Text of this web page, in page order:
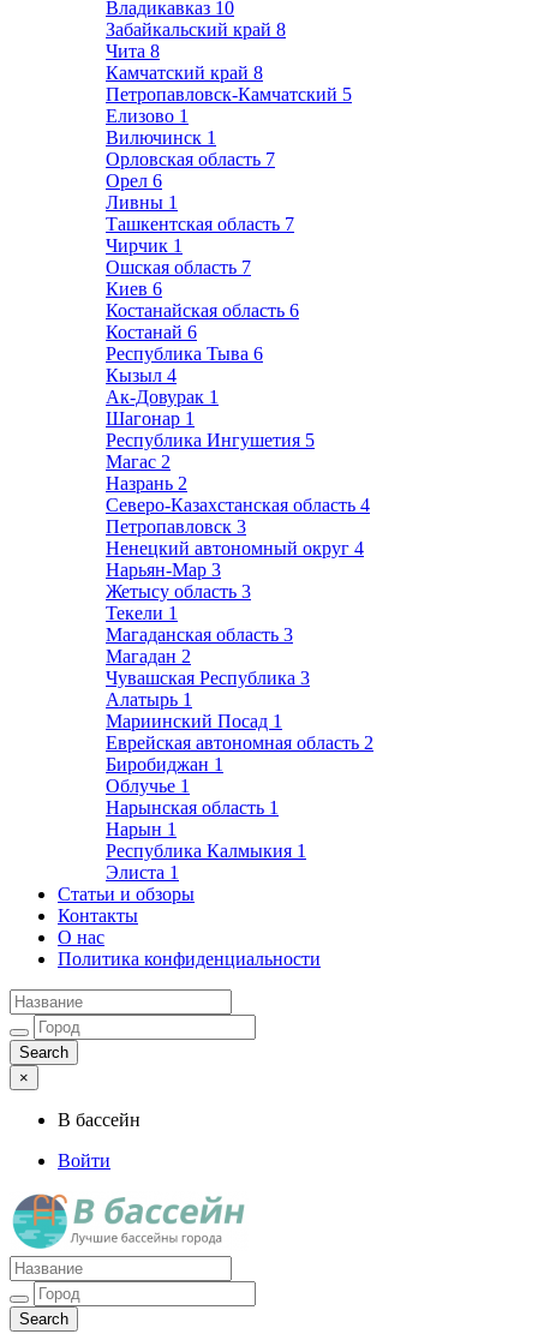
Владикавказ 10
Забайкальский край 8
Чита 8
Камчатский край 8
Петропавловск-Камчатский 5
Елизово 1
Вилючинск 1
Орловская область 7
Орел 6
Ливны 1
Ташкентская область 7
Чирчик 1
Ошская область 7
Киев 6
Костанайская область 6
Костанай 6
Республика Тыва 6
Кызыл 4
Ак-Довурак 1
Шагонар 1
Республика Ингушетия 5
Магас 2
Назрань 2
Северо-Казахстанская область 4
Петропавловск 3
Ненецкий автономный округ 4
Нарьян-Мар 3
Жетысу область 3
Текели 1
Магаданская область 3
Магадан 2
Чувашская Республика 3
Алатырь 1
Мариинский Посад 1
Еврейская автономная область 2
Биробиджан 1
Облучье 1
Нарынская область 1
Нарын 1
Республика Калмыкия 1
Элиста 1
Статьи и обзоры
Контакты
О нас
Политика конфиденциальности
×
В бассейн
Войти
Лучшие бассейны города